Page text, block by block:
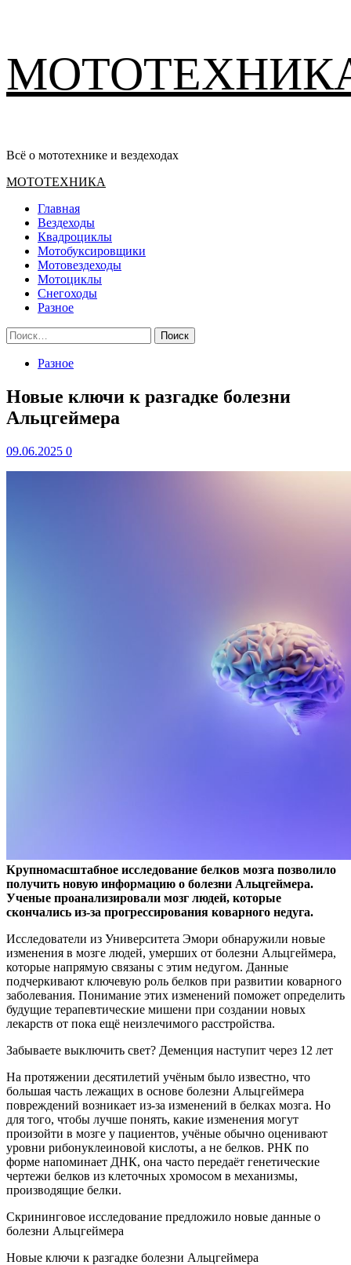
содержимому
Всё о мототехнике и вездеходах
Основное
МОТОТЕХНИКА
Главная
Вездеходы
Квадроциклы
Мотобуксировщики
Мотовездеходы
Мотоциклы
Снегоходы
Разное
Найти:
Разное
Новые ключи к разгадке болезни
Альцгеймера
09.06.2025 0
Крупномасштабное исследование белков мозга позволило
получить новую информацию о болезни Альцгеймера.
Ученые проанализировали мозг людей, которые
скончались из-за прогрессирования коварного недуга.
Исследователи из Университета Эмори обнаружили новые
изменения в мозге людей, умерших от болезни Альцгеймера,
которые напрямую связаны с этим недугом. Данные
подчеркивают ключевую роль белков при развитии коварного
заболевания. Понимание этих изменений поможет определить
будущие терапевтические мишени при создании новых
лекарств от пока ещё неизлечимого расстройства.
Забываете выключить свет? Деменция наступит через 12 лет
На протяжении десятилетий учёным было известно, что
большая часть лежащих в основе болезни Альцгеймера
повреждений возникает из-за изменений в белках мозга. Но
для того, чтобы лучше понять, какие изменения могут
произойти в мозге у пациентов, учёные обычно оценивают
уровни рибонуклеиновой кислоты, а не белков. РНК по
форме напоминает ДНК, она часто передаёт генетические
чертежи белков из клеточных хромосом в механизмы,
производящие белки.
Скрининговое исследование предложило новые данные о
болезни Альцгеймера
Новые ключи к разгадке болезни Альцгеймера